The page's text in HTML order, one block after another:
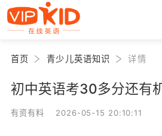
首页 青少儿英语知识 详情
初中英语考30多分还有
有资有料 2026-05-15 20:10:11